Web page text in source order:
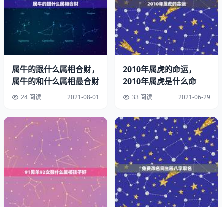
会有很多消费，让属牛人的开支变多，所以属牛人在年要多
方面小心应对，不然的话不是破财就是婚姻感情不顺了，事
业也会受到影响。生肖羊
属羊人在年一定要安分守己，不要放纵自己的欲望，而且还
要注意要忠于正主，千万不要沾花黏草，胡作非为，这样不
仅影响家庭和睦还影响自己的财运。除此以外，属羊的朋友
如果正在准备升学或者职称考试，那就要注意休息时间了，
效率就会降低，最终也会影响成绩。
属龙的人，丧门星在哪年出现
年丧门星属相：关于属相不相配的问题
属相中真的有不和的那种称为断头婚但不是说不和就绝不可
能在一起或者在一起就会发生什么事情关键还是在于彼此宽
属牛的跟什么属相合财，
属牛的和什么属相最合财
24 阅读 2021-08-01
2010年属虎的命运，
2010年属虎是什么命
33 阅读 2021-06-29